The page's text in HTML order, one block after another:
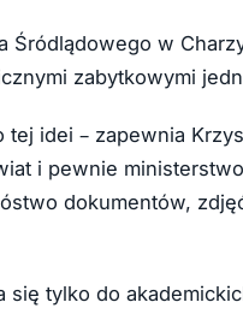
Śródlądowego w
zabytkowymi
idei – zapewnia
i pewnie
dokumentów,
tylko do